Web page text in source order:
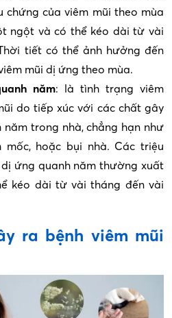
chứng của viêm mũi theo mùa
ngột và có thể kéo dài từ vài
tiết có thể ảnh hưởng đến
mũi dị ứng theo mùa.
năm: là tình trạng viêm
do tiếp xúc với các chất gây
trong nhà, chẳng hạn như
mốc, hoặc bụi nhà. Các triệu
ứng quanh năm thường xuất
kéo dài từ vài tháng đến vài
ra bệnh viêm mũi